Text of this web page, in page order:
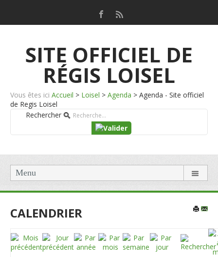
SITE OFFICIEL DE
RÉGIS LOISEL
Vous êtes ici Accueil > Loisel > Agenda > Agenda - Site officiel
de Regis Loisel
Rechercher
Menu
CALENDRIER